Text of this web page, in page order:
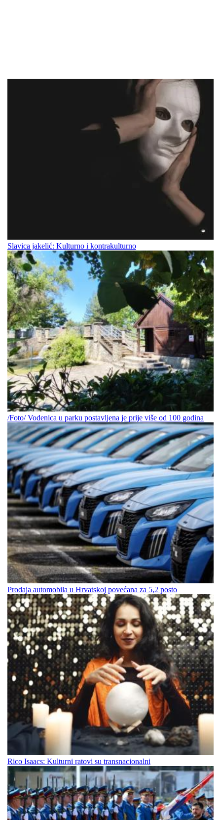
Slavica jakelić: Kulturno i kontrakulturno
/Foto/ Vodenica u parku postavljena je prije više od 100 godina
Prodaja automobila u Hrvatskoj povećana za 5,2 posto
Rico Isaacs: Kulturni ratovi su transnacionalni